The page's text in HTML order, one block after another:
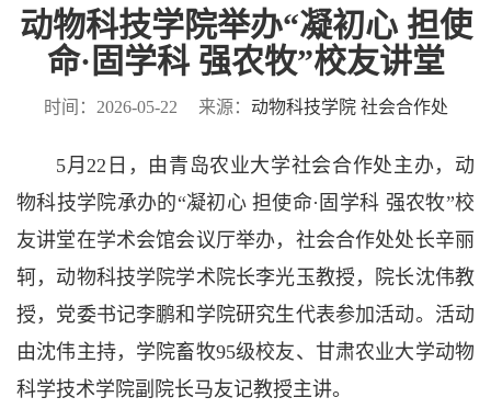
动物科技学院举办“凝初心 担使
命·固学科 强农牧”校友讲堂
时间：2026-05-22 来源： 动物科技学院 社会合作处
5月22日，由青岛农业大学社会合作处主办，动
物科技学院承办的“凝初心 担使命·固学科 强农牧”校
友讲堂在学术会馆会议厅举办，社会合作处处长辛丽
轲，动物科技学院学术院长李光玉教授，院长沈伟教
授，党委书记李鹏和学院研究生代表参加活动。活动
由沈伟主持，学院畜牧95级校友、甘肃农业大学动物
科学技术学院副院长马友记教授主讲。